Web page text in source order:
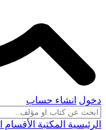
دخول انشاء حساب
الرئيسية المكتبة الأقسام